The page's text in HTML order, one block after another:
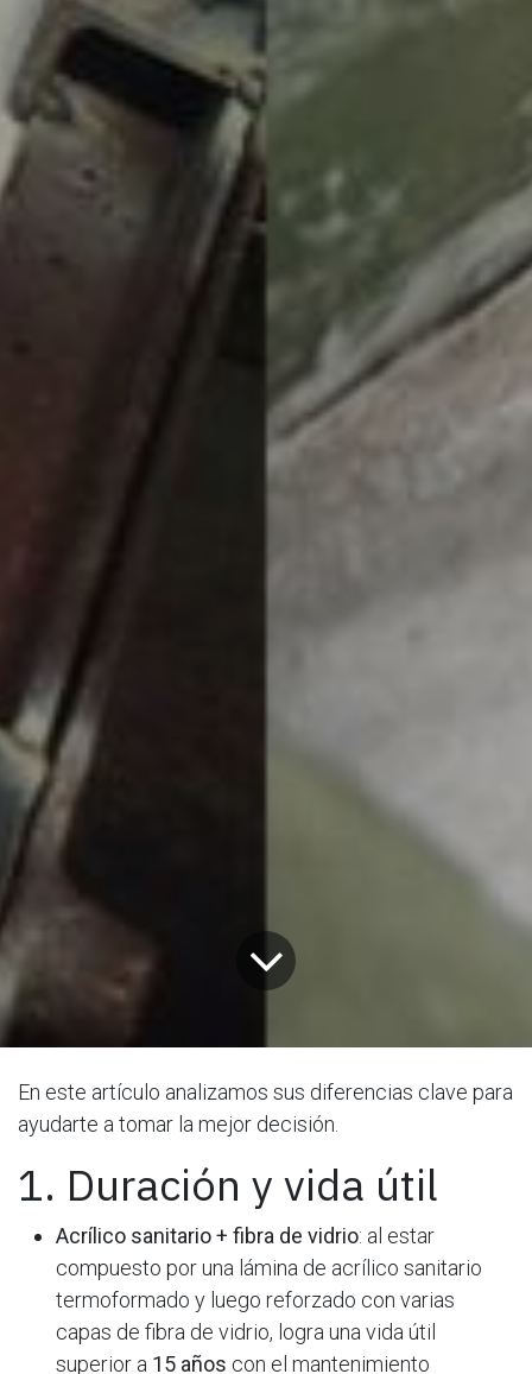
En este artículo analizamos sus diferencias clave para
ayudarte a tomar la mejor decisión.
1. Duración y vida útil
Acrílico sanitario + fibra de vidrio: al estar
compuesto por una lámina de acrílico sanitario
termoformado y luego reforzado con varias
capas de fibra de vidrio, logra una vida útil
superior a 15 años con el mantenimiento